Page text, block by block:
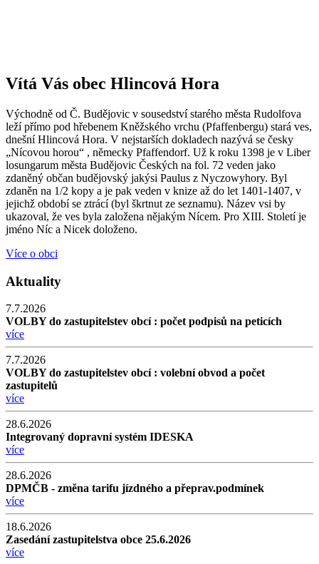
Vítá Vás obec Hlincová Hora
Východně od Č. Budějovic v sousedství starého města Rudolfova
leží přímo pod hřebenem Kněžského vrchu (Pfaffenbergu) stará ves,
dnešní Hlincová Hora. V nejstarších dokladech nazývá se česky
„Nícovou horou“ , německy Pfaffendorf. Už k roku 1398 je v Liber
losungarum města Budějovic Českých na fol. 72 veden jako
zdaněný občan budějovský jakýsi Paulus z Nyczowyhory. Byl
zdaněn na 1/2 kopy a je pak veden v knize až do let 1401-1407, v
jejichž období se ztrácí (byl škrtnut ze seznamu). Název vsi by
ukazoval, že ves byla založena nějakým Nícem. Pro XIII. Století je
jméno Níc a Nicek doloženo.
Více o obci
Aktuality
7.7.2026
VOLBY do zastupitelstev obcí : počet podpisů na peticích
více
7.7.2026
VOLBY do zastupitelstev obcí : volební obvod a počet
zastupitelů
více
28.6.2026
Integrovaný dopravní systém IDESKA
více
28.6.2026
DPMČB - změna tarifu jízdného a přeprav.podmínek
více
18.6.2026
Zasedání zastupitelstva obce 25.6.2026
více